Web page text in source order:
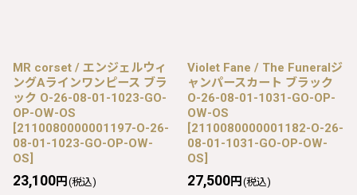
MR corset / エンジェルウィ
ングAラインワンピース ブラ
ック O-26-08-01-1023-GO-
OP-OW-OS
[2110080000001197-O-26-
08-01-1023-GO-OP-OW-
OS]
23,100円 (税込)
Violet Fane / The Funeralジ
ャンパースカート ブラック
O-26-08-01-1031-GO-OP-
OW-OS
[2110080000001182-O-26-
08-01-1031-GO-OP-OW-
OS]
27,500円 (税込)